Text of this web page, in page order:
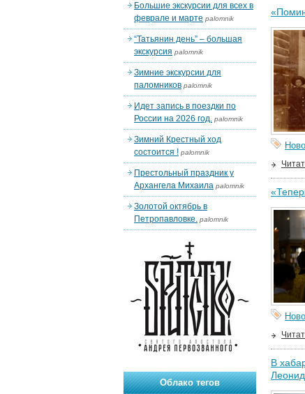
В
Большие экскурсии для всех в
феврале и марте palomnik
“Татьянин день” – большая
экскурсия palomnik
Зимние экскурсии для
паломников palomnik
Идет запись в поездки по
России на 2026 год. palomnik
Зимний Крестный ход
состоится ! palomnik
Престольный праздник у
Архангела Михаила palomnik
Золотой октябрь в
Петропавловке. palomnik
Облако тегов